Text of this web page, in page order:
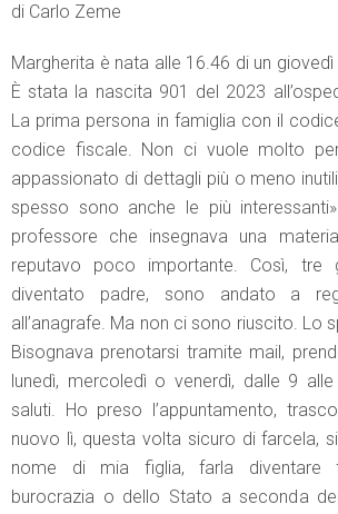
di Carlo Zeme
Margherita è nata alle 16.46 di un
È stata la nascita 901 del 2023
La prima persona in famiglia con il
codice fiscale. Non ci vuole molto
appassionato di dettagli più o meno
spesso sono anche le più
professore che insegnava una
reputavo poco importante. Così, tre
diventato padre, sono andato a
all’anagrafe. Ma non ci sono riuscito. Lo
Bisognava prenotarsi tramite mail,
lunedì, mercoledì o venerdì, dalle 9
saluti. Ho preso l’appuntamento,
nuovo lì, questa volta sicuro di farcela,
nome di mia figlia, farla diventare
burocrazia o dello Stato a seconda